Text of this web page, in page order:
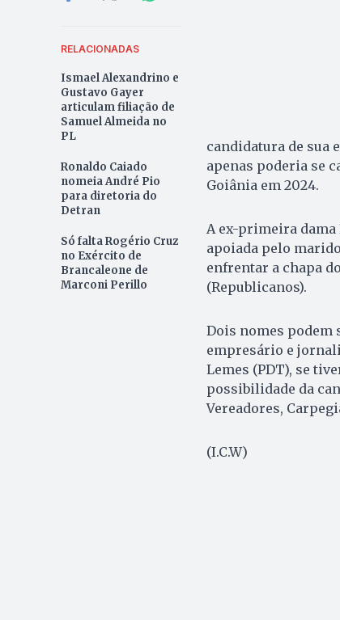
RELACIONADAS
Ismael Alexandrino e
Gustavo Gayer
articulam filiação de
Samuel Almeida no
PL
Ronaldo Caiado
nomeia André Pio
para diretoria do
Detran
Só falta Rogério Cruz
no Exército de
Brancaleone de
Marconi Perillo
candidatura de sua
apenas poderia se
Goiânia em 2024.
A ex-primeira dama
apoiada pelo
enfrentar a chapa
(Republicanos).
Dois nomes podem
empresário e
Lemes (PDT), se
possibilidade da
Vereadores,
(I.C.W)